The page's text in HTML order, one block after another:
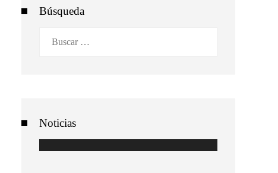
Búsqueda
Noticias